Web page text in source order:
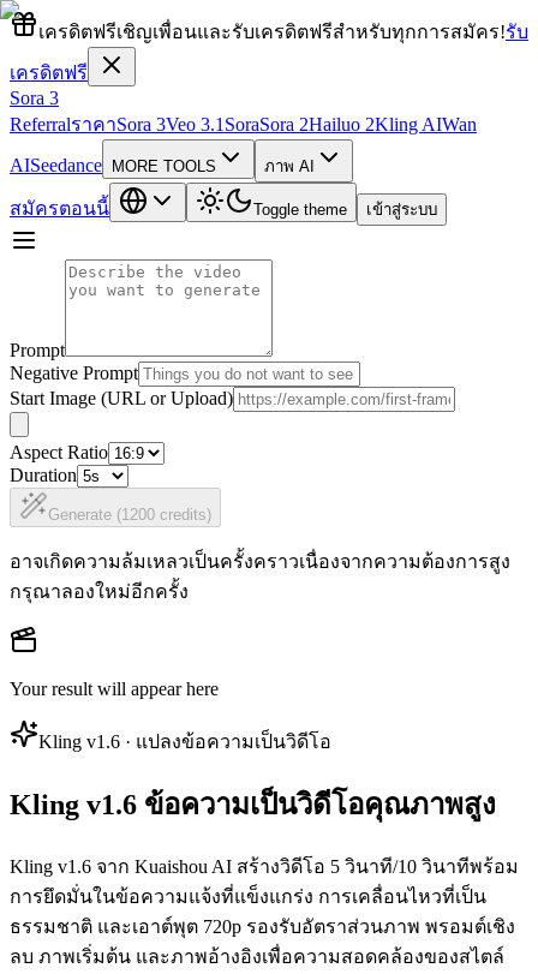
เครดิตฟรีเชิญเพื่อนและรับเครดิตฟรีสำหรับทุกการสมัคร!รับ
เครดิตฟรี
Sora 3
ReferralราคาSora 3Veo 3.1 SoraSora 2Hailuo 2Kling AIWan
AISeedance MORE TOOLS ภาพ AI
สมัครตอนนี้ Toggle theme เข้าสู่ระบบ
Prompt
Negative Prompt
Start Image (URL or Upload)
Aspect Ratio
Duration
Generate (1200 credits)
อาจเกิดความล้มเหลวเป็นครั้งคราวเนื่องจากความต้องการสูง
กรุณาลองใหม่อีกครั้ง
Your result will appear here
Kling v1.6 · แปลงข้อความเป็นวิดีโอ
Kling v1.6 ข้อความเป็นวิดีโอคุณภาพสูง
Kling v1.6 จาก Kuaishou AI สร้างวิดีโอ 5 วินาที/10 วินาทีพร้อม
การยึดมั่นในข้อความแจ้งที่แข็งแกร่ง การเคลื่อนไหวที่เป็น
ธรรมชาติ และเอาต์พุต 720p รองรับอัตราส่วนภาพ พรอมต์เชิง
ลบ ภาพเริ่มต้น และภาพอ้างอิงเพื่อความสอดคล้องของสไตล์